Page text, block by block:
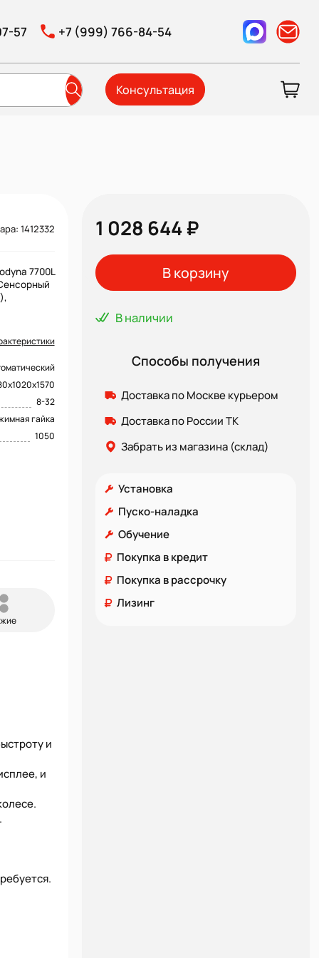
57 +7 (999) 766-84-54
Консультация
1412332
7700L
8-32
гайка
1050
и
и
1 028 644 ₽
В корзину
В наличии
Способы получения
Доставка по Москве курьером
Доставка по России ТК
Забрать из магазина (склад)
Установка
Пуско-наладка
Обучение
Покупка в кредит
Покупка в рассрочку
Лизинг